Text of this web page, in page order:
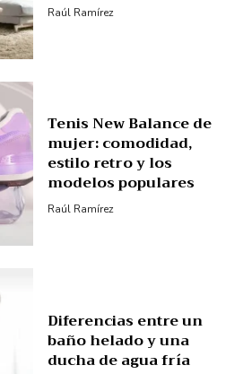
Raúl Ramírez
Tenis New Balance de
mujer: comodidad,
estilo retro y los
modelos populares
Raúl Ramírez
Diferencias entre un
baño helado y una
ducha de agua fría